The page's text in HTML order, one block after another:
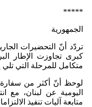
*****
الجمهورية
تردّد أنّ التحضيرات
كبرى تجاوزت الإطار
متكامل للمرحلة التي تلي
لوحظ أنّ أكثر من سفارة
اليومية عن لبنان، مع
متابعة آليات تنفيذ